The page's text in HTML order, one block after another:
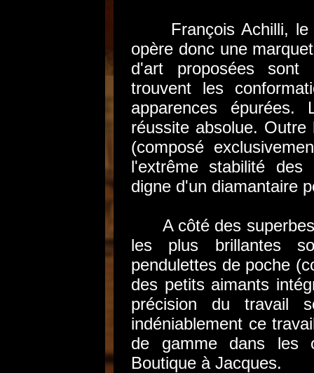
François Achilli, le
opère donc une
d'art proposées sont
trouvent les
apparences
réussite absolue.
(composé
l'extrême stabilité
digne d'un diamantaire
A côté des superbes
les plus brillantes
pendulettes de poche
des petits aimants
précision du travail
indéniablement ce
de gamme dans les
Boutique à Jacques.